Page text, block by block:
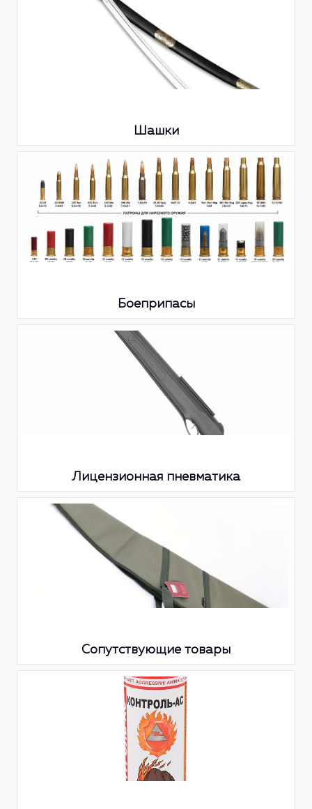
Шашки
Боеприпасы
Лицензионная пневматика
Сопутствующие товары